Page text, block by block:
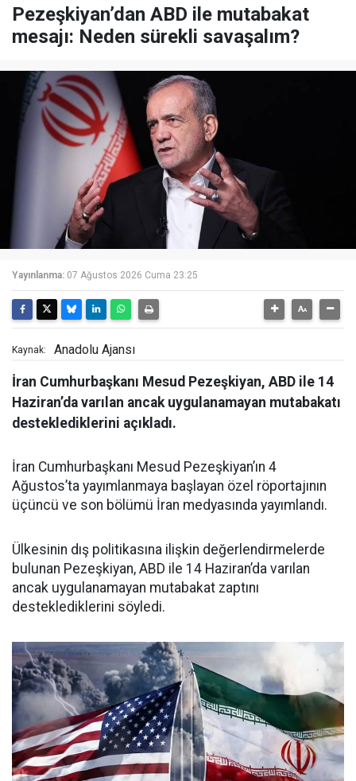
Pezeşkiyan’dan ABD ile mutabakat
mesajı: Neden sürekli savaşalım?
Yayınlanma: 07 Ağustos 2026 Cuma 23:25
Kaynak: Anadolu Ajansı
İran Cumhurbaşkanı Mesud Pezeşkiyan, ABD ile 14
Haziran’da varılan ancak uygulanamayan mutabakatı
desteklediklerini açıkladı.
İran Cumhurbaşkanı Mesud Pezeşkiyan’ın 4
Ağustos’ta yayımlanmaya başlayan özel röportajının
üçüncü ve son bölümü İran medyasında yayımlandı.
Ülkesinin dış politikasına ilişkin değerlendirmelerde
bulunan Pezeşkiyan, ABD ile 14 Haziran’da varılan
ancak uygulanamayan mutabakat zaptını
desteklediklerini söyledi.